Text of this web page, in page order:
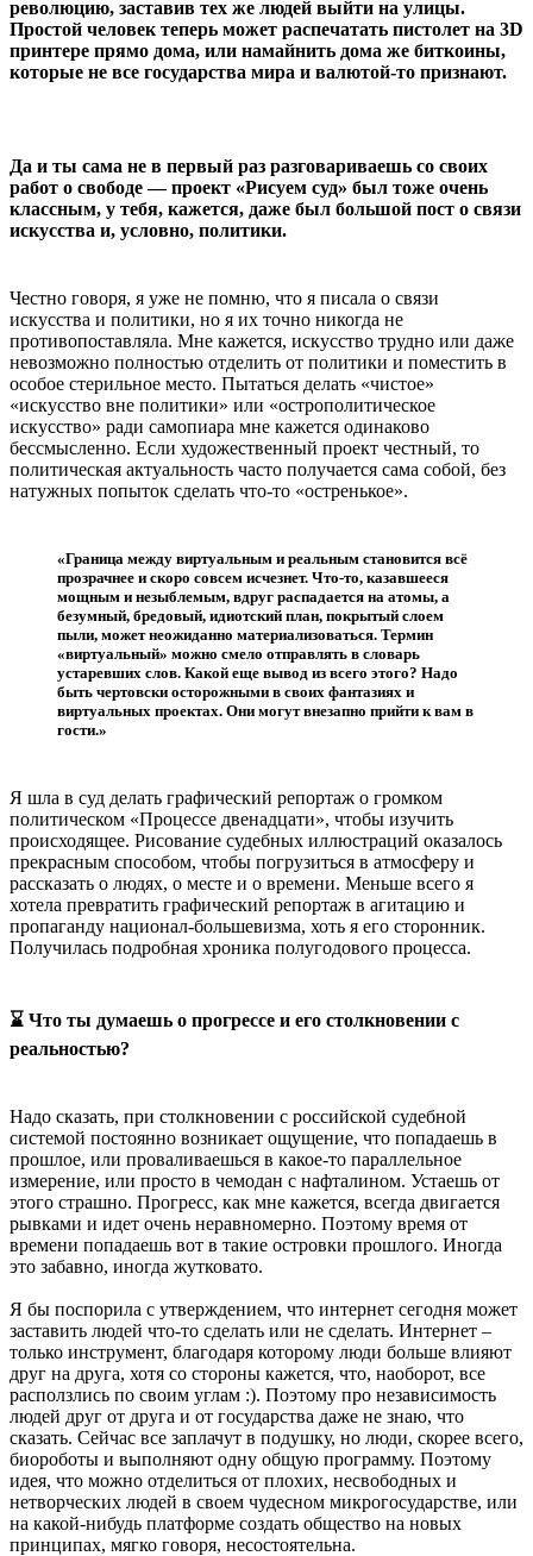
революцию, заставив тех же людей выйти на улицы.
Простой человек теперь может распечатать пистолет на 3D
принтере прямо дома, или намайнить дома же биткоины,
которые не все государства мира и валютой-то признают.
Да и ты сама не в первый раз разговариваешь со своих
работ о свободе — проект «Рисуем суд» был тоже очень
классным, у тебя, кажется, даже был большой пост о связи
искусства и, условно, политики.
Честно говоря, я уже не помню, что я писала о связи
искусства и политики, но я их точно никогда не
противопоставляла. Мне кажется, искусство трудно или даже
невозможно полностью отделить от политики и поместить в
особое стерильное место. Пытаться делать «чистое»
«искусство вне политики» или «острополитическое
искусство» ради самопиара мне кажется одинаково
бессмысленно. Если художественный проект честный, то
политическая актуальность часто получается сама собой, без
натужных попыток сделать что-то «остренькое».
«Граница между виртуальным и реальным становится всё
прозрачнее и скоро совсем исчезнет. Что-то, казавшееся
мощным и незыблемым, вдруг распадается на атомы, а
безумный, бредовый, идиотский план, покрытый слоем
пыли, может неожиданно материализоваться. Термин
«виртуальный» можно смело отправлять в словарь
устаревших слов. Какой еще вывод из всего этого? Надо
быть чертовски осторожными в своих фантазиях и
виртуальных проектах. Они могут внезапно прийти к вам в
гости.»
Я шла в суд делать графический репортаж о громком
политическом «Процессе двенадцати», чтобы изучить
происходящее. Рисование судебных иллюстраций оказалось
прекрасным способом, чтобы погрузиться в атмосферу и
рассказать о людях, о месте и о времени. Меньше всего я
хотела превратить графический репортаж в агитацию и
пропаганду национал-большевизма, хоть я его сторонник.
Получилась подробная хроника полугодового процесса.
⌛ Что ты думаешь о прогрессе и его столкновении с
реальностью?
Надо сказать, при столкновении с российской судебной
системой постоянно возникает ощущение, что попадаешь в
прошлое, или проваливаешься в какое-то параллельное
измерение, или просто в чемодан с нафталином. Устаешь от
этого страшно. Прогресс, как мне кажется, всегда двигается
рывками и идет очень неравномерно. Поэтому время от
времени попадаешь вот в такие островки прошлого. Иногда
это забавно, иногда жутковато.
Я бы поспорила с утверждением, что интернет сегодня может
заставить людей что-то сделать или не сделать. Интернет –
только инструмент, благодаря которому люди больше влияют
друг на друга, хотя со стороны кажется, что, наоборот, все
расползлись по своим углам :). Поэтому про независимость
людей друг от друга и от государства даже не знаю, что
сказать. Сейчас все заплачут в подушку, но люди, скорее всего,
биороботы и выполняют одну общую программу. Поэтому
идея, что можно отделиться от плохих, несвободных и
нетворческих людей в своем чудесном микрогосударстве, или
на какой-нибудь платформе создать общество на новых
принципах, мягко говоря, несостоятельна.